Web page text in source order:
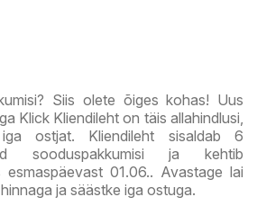
Siis olete õiges kohas! Uus
Klick Kliendileht on täis allahindlusi,
ostjat. Kliendileht sisaldab 6
sooduspakkumisi ja kehtib
esmaspäevast 01.06.. Avastage lai
ja säästke iga ostuga.